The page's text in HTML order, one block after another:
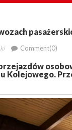
Comment(0)
Kolejowego.